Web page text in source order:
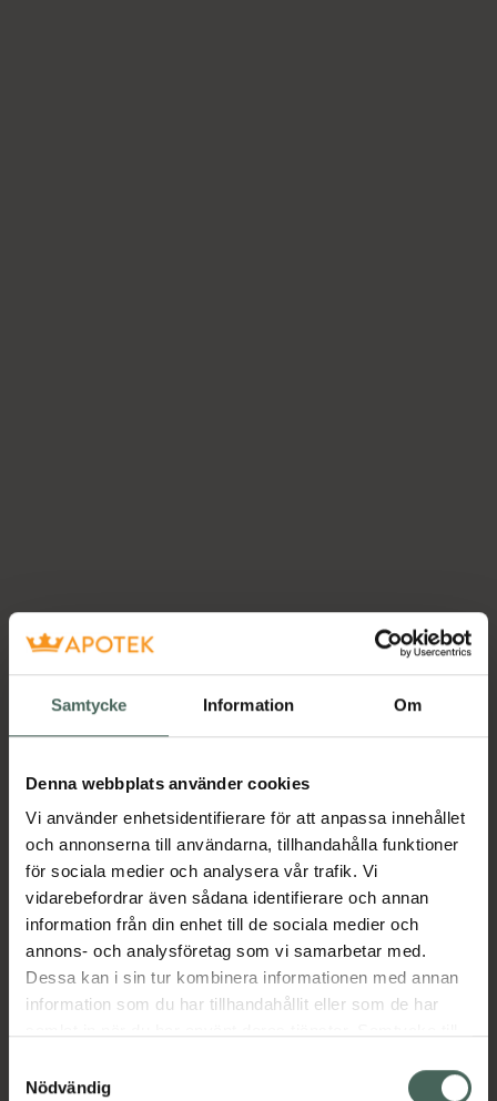
Samtycke Information Om
Denna webbplats använder cookies
Vi använder enhetsidentifierare för att anpassa innehållet
och annonserna till användarna, tillhandahålla funktioner
för sociala medier och analysera vår trafik. Vi
vidarebefordrar även sådana identifierare och annan
information från din enhet till de sociala medier och
annons- och analysföretag som vi samarbetar med.
Dessa kan i sin tur kombinera informationen med annan
information som du har tillhandahållit eller som de har
återkalla ditt samtycke via webbplatsens
Nödvändig